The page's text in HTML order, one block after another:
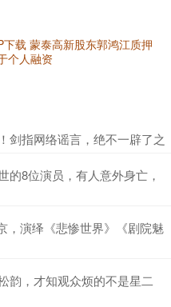
下载 蒙泰高新股东郭鸿江质押
个人融资
剑指网络谣言，绝不一辟了之
的8位演员，有人意外身亡，
，演绎《悲惨世界》《剧院魅
韵，才知观众烦的不是星二